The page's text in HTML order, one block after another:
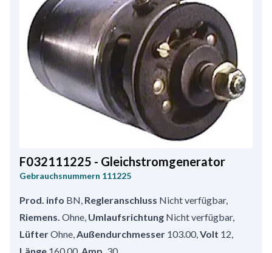
F032111225 - Gleichstromgenerator
Gebrauchsnummern 111225
Prod. info BN Regleranschluss Nicht verfügbar,
Riemens. Ohne Umlaufsrichtung Nicht verfügbar,
LüfterOhne Außendurchmesser 103.00, Volt 12